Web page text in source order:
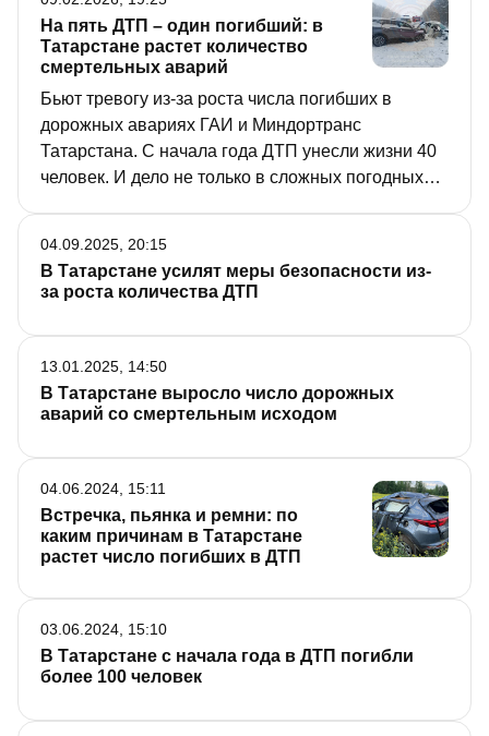
На пять ДТП – один погибший: в
Татарстане растет количество
смертельных аварий
Бьют тревогу из-за роста числа погибших в
дорожных авариях ГАИ и Миндортранс
Татарстана. С начала года ДТП унесли жизни 40
человек. И дело не только в сложных погодных
невнимательность водителей к пешеходам.
В Татарстане усилят меры безопасности из-
за роста количества ДТП
04.09.2025, 20:15
В Татарстане выросло число дорожных
аварий со смертельным исходом
13.01.2025, 14:50
Встречка, пьянка и ремни: по
каким причинам в Татарстане
растет число погибших в ДТП
04.06.2024, 15:11
В Татарстане с начала года в ДТП погибли
более 100 человек
03.06.2024, 15:10